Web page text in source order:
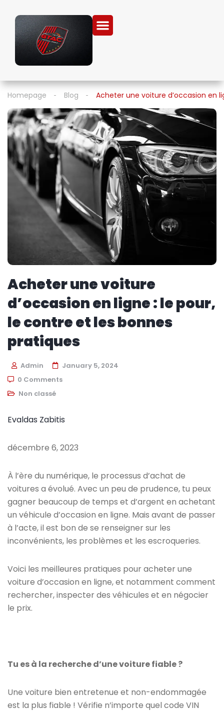
Homepage Blog Acheter une voiture d’occasion en
Acheter une voiture
d’occasion en ligne : le pour,
le contre et les bonnes
pratiques
Admin
January 5, 2024
0 Comments
Non classé
Evaldas Zabitis
décembre 6, 2023
À l’ère du numérique, le processus d’achat de
voitures a évolué. Avec un peu de prudence, tu peux
gagner beaucoup de temps et d’argent en achetant
un véhicule d’occasion en ligne. Mais avant de passer
à l’acte, il est bon de se renseigner sur les
inconvénients, les problèmes et les escroqueries.
Voici les meilleures pratiques pour acheter une
voiture d’occasion en ligne, et notamment comment
rechercher, inspecter des véhicules et en négocier
le prix.
Tu es à la recherche d’une voiture fiable ?
Une voiture bien entretenue et non-endommagée
est la plus fiable ! Vérifie n’importe quel code VIN